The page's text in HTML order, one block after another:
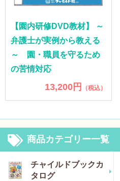
【園内研修DVD教材】 ～
弁護士が実例から教える
～ 園・職員を守るため
の苦情対応
13,200円 （税込）
商品カテゴリー一覧
チャイルドブックカ
タログ